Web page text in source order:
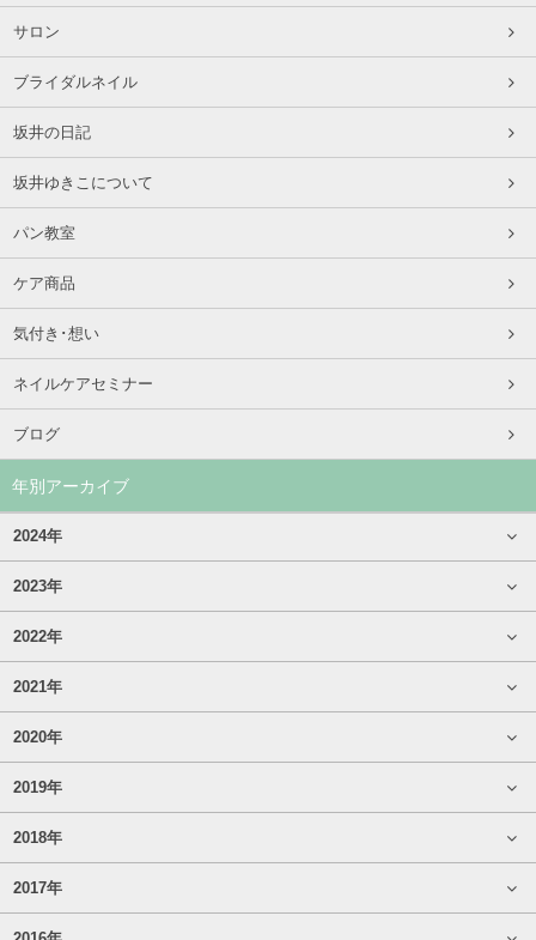
サロン
ブライダルネイル
坂井の日記
坂井ゆきこについて
パン教室
ケア商品
気付き･想い
ネイルケアセミナー
ブログ
年別アーカイブ
2024年
2023年
2022年
2021年
2020年
2019年
2018年
2017年